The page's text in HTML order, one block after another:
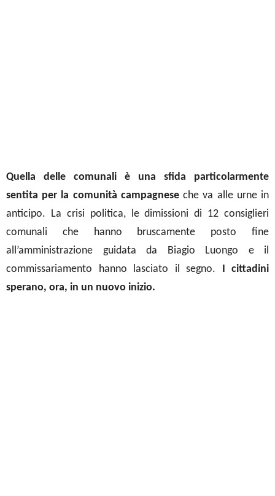
Quella delle comunali è una sfida particolarmente
sentita per la comunità campagneseche va alle urne in
anticipo. La crisi politica, le dimissioni di 12 consiglieri
comunali che hanno bruscamente posto fine
all’amministrazione guidata da Biagio Luongo e il
commissariamento hanno lasciato il segno. I cittadini
sperano, ora, in un nuovo inizio.